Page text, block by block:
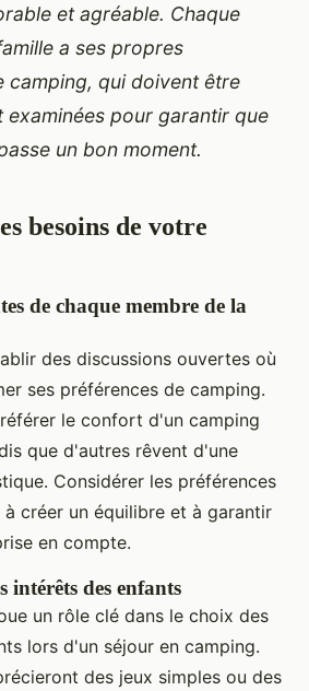
et agréable. Chaque
a ses propres
camping, qui doivent être
examinées pour garantir que
un bon moment.
besoins de votre
de chaque membre de la
des discussions ouvertes où
ses préférences de camping.
le confort d'un camping
que d'autres rêvent d'une
Considérer les préférences
créer un équilibre et à garantir
en compte.
intérêts des enfants
un rôle clé dans le choix des
lors d'un séjour en camping.
des jeux simples ou des